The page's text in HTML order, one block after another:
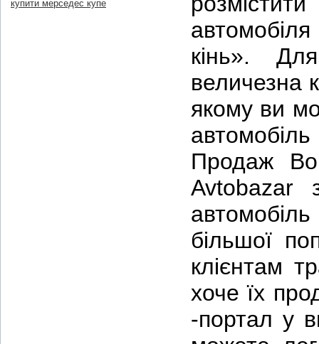
купити мерседес купе
кінь».
величезна
якому ви
Продаж
Avtobazar
більшої
клієнтам
хоче їх
-портал у